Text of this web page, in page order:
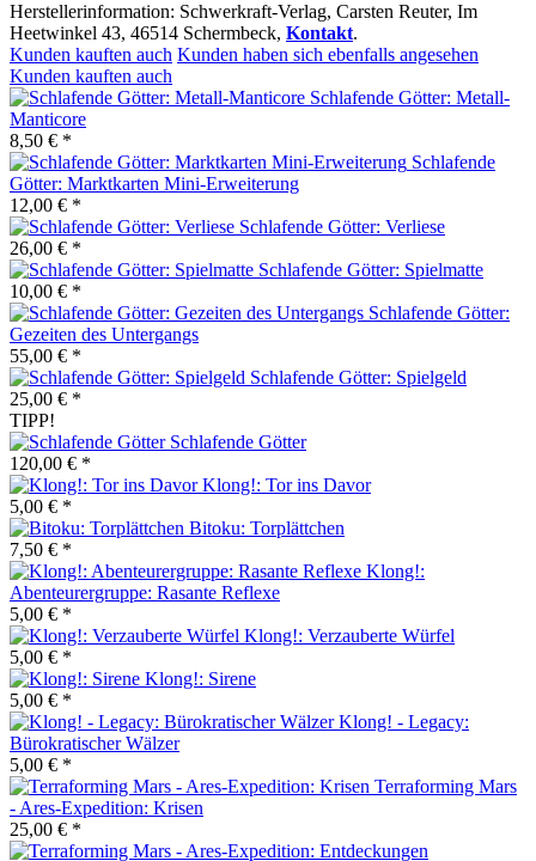
Herstellerinformation: Schwerkraft-Verlag, Carsten Reuter, Im
Heetwinkel 43, 46514 Schermbeck, Kontakt.
Kunden kauften auch Kunden haben sich ebenfalls angesehen
Kunden kauften auch
Schlafende Götter: Metall-
Manticore
8,50 € *
Schlafende
Götter: Marktkarten Mini-Erweiterung
12,00 € *
Schlafende Götter: Verliese
26,00 € *
Schlafende Götter: Spielmatte
10,00 € *
Schlafende Götter:
Gezeiten des Untergangs
55,00 € *
Schlafende Götter: Spielgeld
25,00 € *
TIPP!
Schlafende Götter
120,00 € *
Klong!: Tor ins Davor
5,00 € *
Bitoku: Torplättchen
7,50 € *
Klong!:
Abenteurergruppe: Rasante Reflexe
5,00 € *
Klong!: Verzauberte Würfel
5,00 € *
Klong!: Sirene
5,00 € *
Klong! - Legacy:
Bürokratischer Wälzer
5,00 € *
Terraforming Mars
- Ares-Expedition: Krisen
25,00 € *